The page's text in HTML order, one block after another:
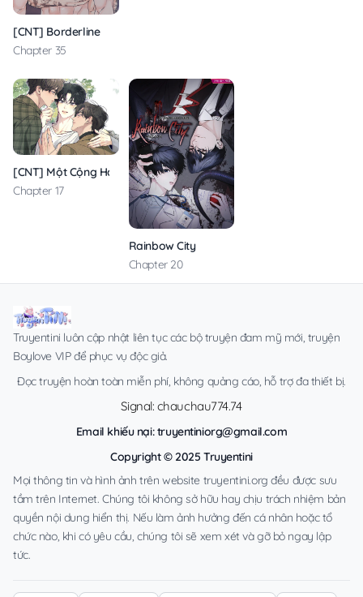
[CNT] Borderline
Chapter 35
[CNT] Một Cộng Hai
Chapter 17
Rainbow City
Chapter 20
Truyentini luôn cập nhật liên tục các bộ truyện đam mỹ mới, truyện
Boylove VIP để phục vụ độc giả.
Đọc truyện hoàn toàn miễn phí, không quảng cáo, hỗ trợ đa thiết bị.
Signal: chauchau774.74
Email khiếu nại:truyentiniorg@gmail.com
Copyright © 2025 Truyentini
Mọi thông tin và hình ảnh trên website truyentini.org đều được sưu
tầm trên Internet. Chúng tôi không sở hữu hay chịu trách nhiệm bản
quyền nội dung hiển thị. Nếu làm ảnh hưởng đến cá nhân hoặc tổ
chức nào, khi có yêu cầu, chúng tôi sẽ xem xét và gỡ bỏ ngay lập
tức.